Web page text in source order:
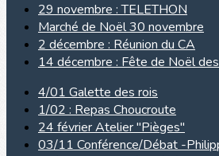
29 novembre : TELETHON
Marché de Noël 30 novembre
2 décembre : Réunion du CA
14 décembre : Fête de Noël
4/01 Galette des rois
1/02 : Repas Choucroute
24 février Atelier "Pièges"
03/11 Conférence/Débat -